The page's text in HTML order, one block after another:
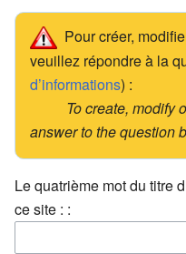
Pour créer,
veuillez répondre à la
d’informations) :
To create, modify
answer to the question
Le quatrième mot du titre
ce site : :